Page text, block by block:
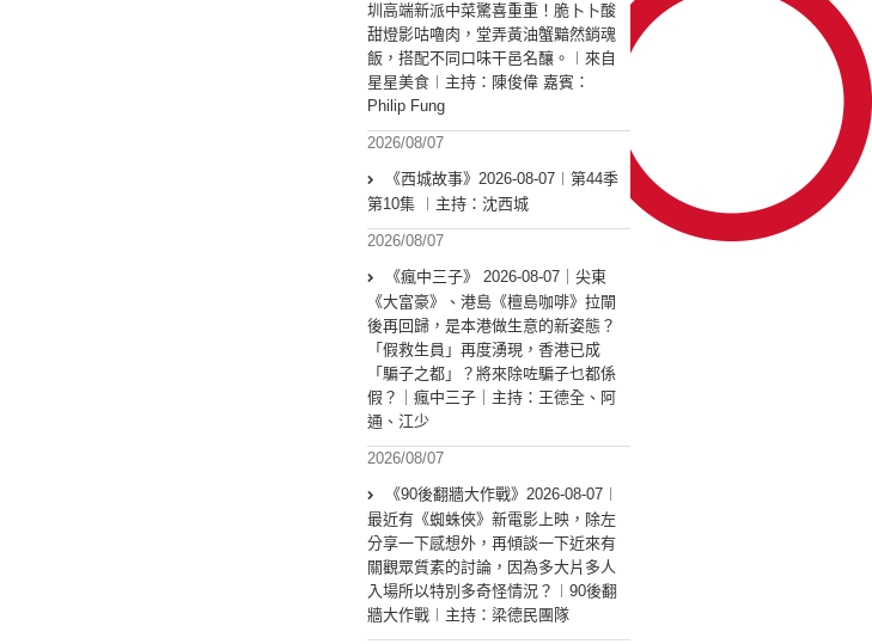
圳高端新派中菜驚喜重重！脆卜卜酸
甜燈影咕嚕肉，堂弄黃油蟹黯然銷魂
飯，搭配不同口味干邑名釀。︱來自
星星美食︱主持：陳俊偉 嘉賓：
Philip Fung
2026/08/07
《西城故事》2026-08-07︱第44季
第10集 ︱主持：沈西城
2026/08/07
《瘋中三子》 2026-08-07｜尖東
《大富豪》、港島《檀島咖啡》拉閘
後再回歸，是本港做生意的新姿態？
「假救生員」再度湧現，香港已成
「騙子之都」？將來除咗騙子乜都係
假？｜瘋中三子｜主持：王德全、阿
通、江少
2026/08/07
《90後翻牆大作戰》2026-08-07︱
最近有《蜘蛛俠》新電影上映，除左
分享一下感想外，再傾談一下近來有
關觀眾質素的討論，因為多大片多人
入場所以特別多奇怪情況？︱90後翻
牆大作戰︱主持：梁德民團隊